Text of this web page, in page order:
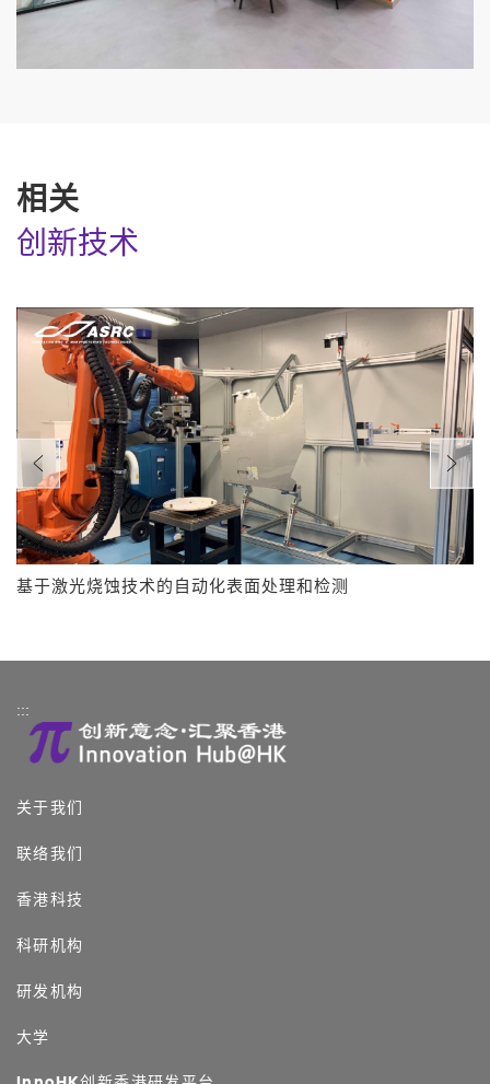
相关
创新技术
基于激光烧蚀技术的自动化表面处理和检测
:::
关于我们
联络我们
香港科技
科研机构
研发机构
大学